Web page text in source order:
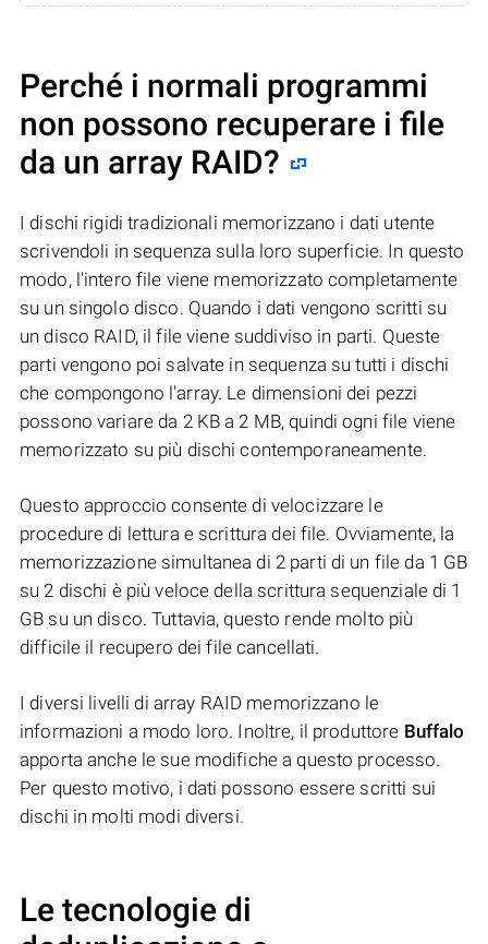
Perché i normali programmi
non possono recuperare i file
da un array RAID?
I dischi rigidi tradizionali memorizzano i dati utente
scrivendoli in sequenza sulla loro superficie. In questo
modo, l'intero file viene memorizzato completamente
su un singolo disco. Quando i dati vengono scritti su
un disco RAID, il file viene suddiviso in parti. Queste
parti vengono poi salvate in sequenza su tutti i dischi
che compongono l'array. Le dimensioni dei pezzi
possono variare da 2 KB a 2 MB, quindi ogni file viene
memorizzato su più dischi contemporaneamente.
Questo approccio consente di velocizzare le
procedure di lettura e scrittura dei file. Ovviamente, la
memorizzazione simultanea di 2 parti di un file da 1 GB
su 2 dischi è più veloce della scrittura sequenziale di 1
GB su un disco. Tuttavia, questo rende molto più
difficile il recupero dei file cancellati.
I diversi livelli di array RAID memorizzano le
informazioni a modo loro. Inoltre, il produttore Buffalo
apporta anche le sue modifiche a questo processo.
Per questo motivo, i dati possono essere scritti sui
dischi in molti modi diversi.
Le tecnologie di